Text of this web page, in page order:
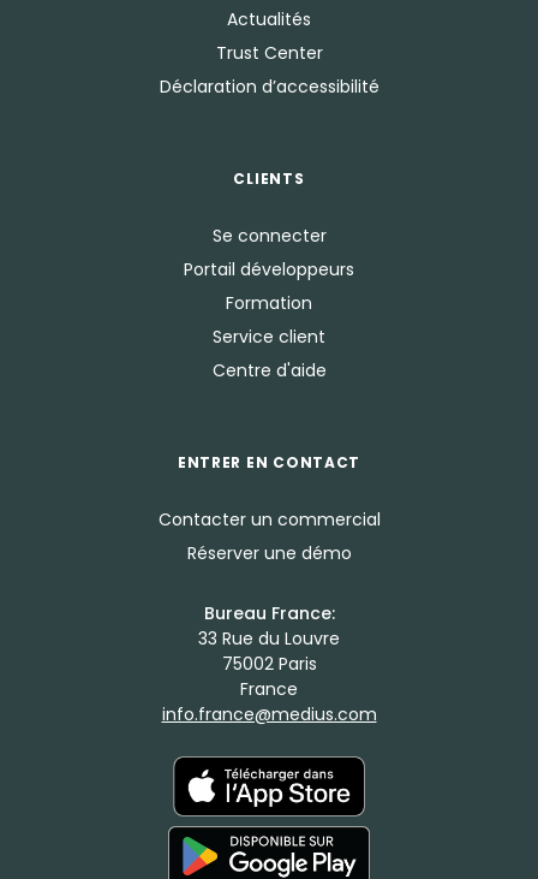
Actualités
Trust Center
Déclaration d’accessibilité
CLIENTS
Se connecter
Portail développeurs
Formation
Service client
Centre d'aide
ENTRER EN CONTACT
Contacter un commercial
Réserver une démo
Bureau France:
33 Rue du Louvre
75002 Paris
France
info.france@medius.com